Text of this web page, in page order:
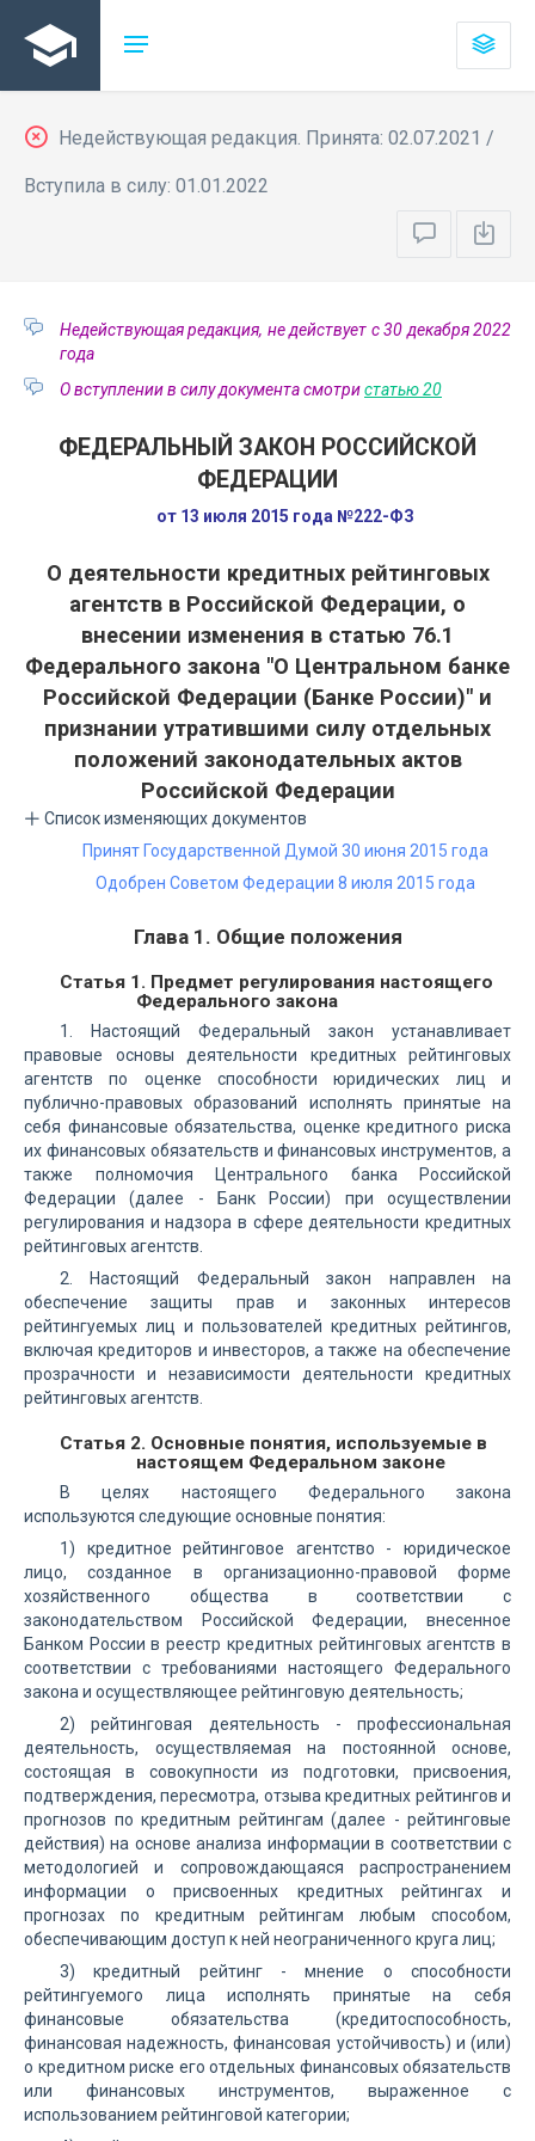
Недействующая редакция. Принята: 02.07.2021 /
Вступила в силу: 01.01.2022
Недействующая редакция, не действует с 30 декабря 2022
года
О вступлении в силу документа смотристатью 20
ФЕДЕРАЛЬНЫЙ ЗАКОН РОССИЙСКОЙ
ФЕДЕРАЦИИ
от 13 июля 2015 года №222-ФЗ
О деятельности кредитных рейтинговых
агентств в Российской Федерации, о
внесении изменения в статью 76.1
Федерального закона "О Центральном банке
Российской Федерации (Банке России)" и
признании утратившими силу отдельных
положений законодательных актов
Российской Федерации
Список изменяющих документов
Принят Государственной Думой 30 июня 2015 года
Одобрен Советом Федерации 8 июля 2015 года
Глава 1. Общие положения
Статья 1. Предмет регулирования настоящего
Федерального закона
1. Настоящий Федеральный закон устанавливает
правовые основы деятельности кредитных рейтинговых
агентств по оценке способности юридических лиц и
публично-правовых образований исполнять принятые на
себя финансовые обязательства, оценке кредитного риска
их финансовых обязательств и финансовых инструментов, а
также полномочия Центрального банка Российской
Федерации (далее - Банк России) при осуществлении
регулирования и надзора в сфере деятельности кредитных
рейтинговых агентств.
2. Настоящий Федеральный закон направлен на
обеспечение защиты прав и законных интересов
рейтингуемых лиц и пользователей кредитных рейтингов,
включая кредиторов и инвесторов, а также на обеспечение
прозрачности и независимости деятельности кредитных
рейтинговых агентств.
Статья 2. Основные понятия, используемые в
настоящем Федеральном законе
В целях настоящего Федерального закона
используются следующие основные понятия:
1) кредитное рейтинговое агентство - юридическое
лицо, созданное в организационно-правовой форме
хозяйственного общества в соответствии с
законодательством Российской Федерации, внесенное
Банком России в реестр кредитных рейтинговых агентств в
соответствии с требованиями настоящего Федерального
закона и осуществляющее рейтинговую деятельность;
2) рейтинговая деятельность - профессиональная
деятельность, осуществляемая на постоянной основе,
состоящая в совокупности из подготовки, присвоения,
подтверждения, пересмотра, отзыва кредитных рейтингов и
прогнозов по кредитным рейтингам (далее - рейтинговые
действия) на основе анализа информации в соответствии с
методологией и сопровождающаяся распространением
информации о присвоенных кредитных рейтингах и
прогнозах по кредитным рейтингам любым способом,
обеспечивающим доступ к ней неограниченного круга лиц;
3) кредитный рейтинг - мнение о способности
рейтингуемого лица исполнять принятые на себя
финансовые обязательства (кредитоспособность,
финансовая надежность, финансовая устойчивость) и (или)
о кредитном риске его отдельных финансовых обязательств
или финансовых инструментов, выраженное с
использованием рейтинговой категории;